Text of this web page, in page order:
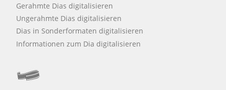
Gerahmte Dias digitalisieren
Ungerahmte Dias digitalisieren
Dias in Sonderformaten digitalisieren
Informationen zum Dia digitalisieren